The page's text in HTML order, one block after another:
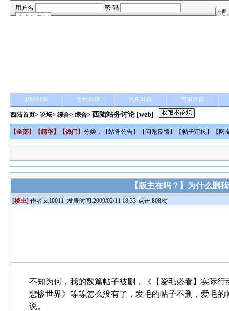
财经社区 女性社区 汽车社区 军事社区
西陆首页>论坛>综合> 综合> 西陆站务讨论 [web]
【全部】【精华】【热门 】分类：【站务公告】【问题反馈】【帖子审核】【 网
【版主在吗？】为什么删
[楼主] 作者:xt10011 发表时间:2009/02/11 18:33 点击:808次
不知为何，我的数篇帖子被删，《【爱毛必看】实际行
悲惨世界》等等怎么没有了，发毛的帖子不删，爱毛
说。